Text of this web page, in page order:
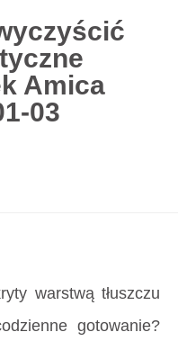
wyczyścić
dla marek Amica
Amica
03
warstwą tłuszczu
gotowanie?